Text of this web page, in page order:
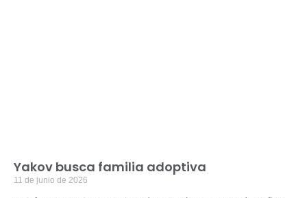
Yakov busca familia adoptiva
11 de junio de 2026